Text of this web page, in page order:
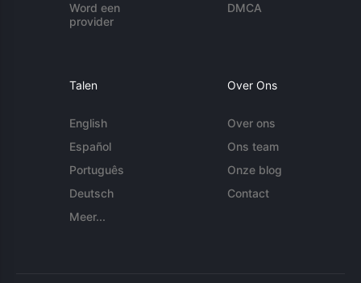
Word een
provider
DMCA
Talen
English
Español
Português
Deutsch
Meer...
Over Ons
Over ons
Ons team
Onze blog
Contact